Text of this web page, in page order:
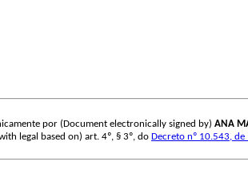
por (Document electronically signed by) ANA
legal based on) art. 4º, § 3º, do Decreto nº 10.543,